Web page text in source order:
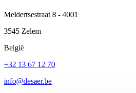
Meldertsestraat 8 - 4001
3545 Zelem
België
+32 13 67 12 70
info@desaer.be